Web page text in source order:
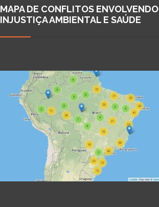
MAPA DE CONFLITOS ENVOLVENDO
INJUSTIÇA AMBIENTAL E SAÚDE